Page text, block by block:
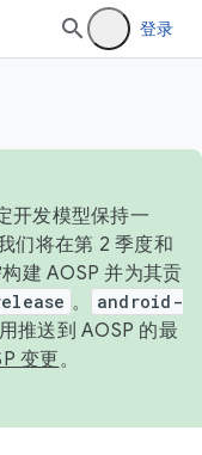
登录
开发模型保持一
们将在第 2 季度和
建 AOSP 并为其贡
。
android-
推送到 AOSP 的最
变更。